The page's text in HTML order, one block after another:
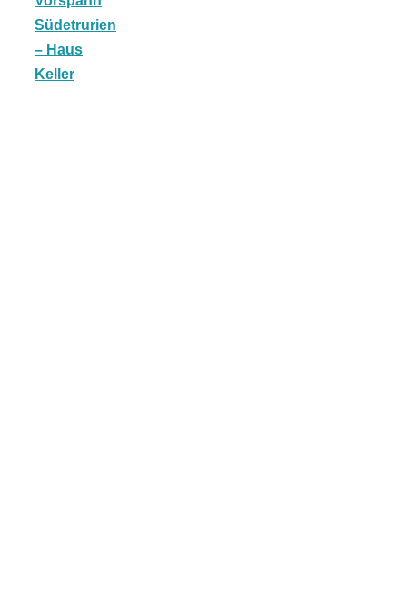
Südetrurien
– Haus
Keller